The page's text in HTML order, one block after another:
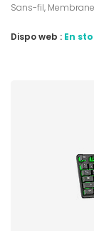
Sans-fil,
Dispo web : En